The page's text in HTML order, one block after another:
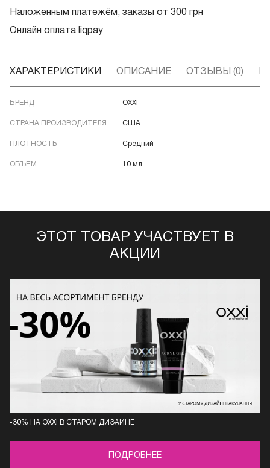
Наложенным платежём, заказы от 300 грн
Онлайн оплата liqpay
ХАРАКТЕРИСТИКИ ОПИСАНИЕ ОТЗЫВЫ (0)
БРЕНД OXXI
СТРАНА ПРОИЗВОДИТЕЛЯ США
ПЛОТНОСТЬ Средний
ОБЪЁМ 10 мл
ЭТОТ ТОВАР УЧАСТВУЕТ В
АКЦИИ
-30% НА OXXI В СТАРОМ ДИЗАЙНЕ
ПОДРОБНЕЕ